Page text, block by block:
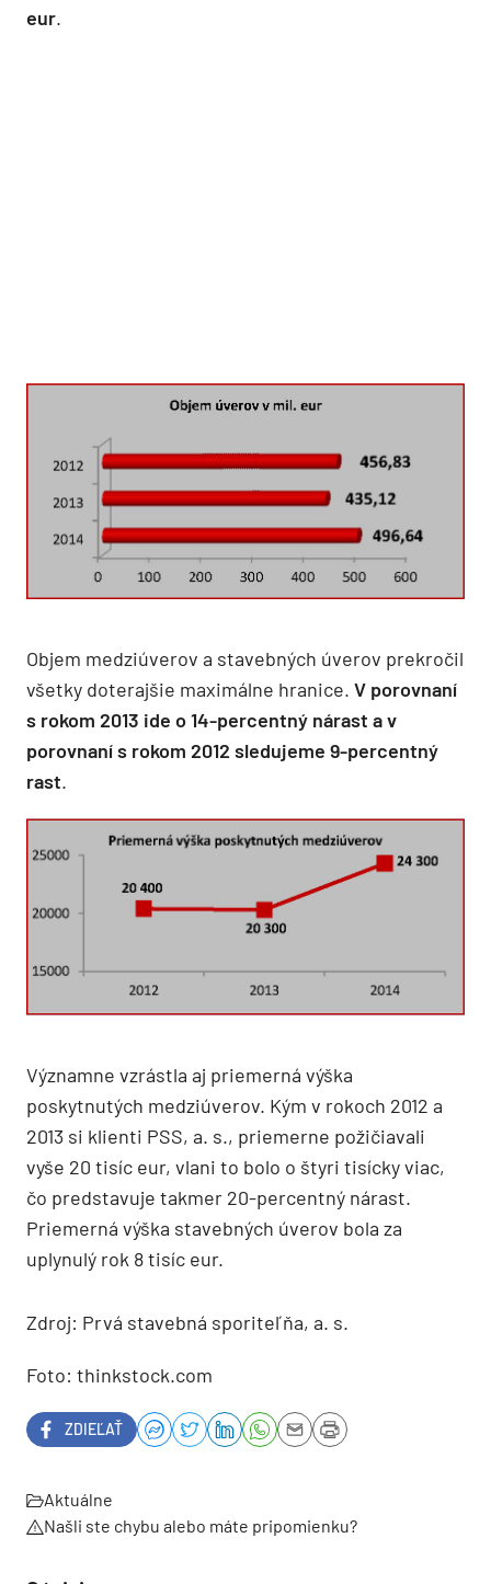
eur.
Objem medziúverov a stavebných úverov prekročil
všetky doterajšie maximálne hranice. V porovnaní
s rokom 2013 ide o 14-percentný nárast a v
porovnaní s rokom 2012 sledujeme 9-percentný
rast.
Významne vzrástla aj priemerná výška
poskytnutých medziúverov. Kým v rokoch 2012 a
2013 si klienti PSS, a. s., priemerne požičiavali
vyše 20 tisíc eur, vlani to bolo o štyri tisícky viac,
čo predstavuje takmer 20-percentný nárast.
Priemerná výška stavebných úverov bola za
uplynulý rok 8 tisíc eur.
Zdroj: Prvá stavebná sporiteľňa, a. s.
Foto: thinkstock.com
ZDIEĽAŤ
Aktuálne
Našli ste chybu alebo máte pripomienku?